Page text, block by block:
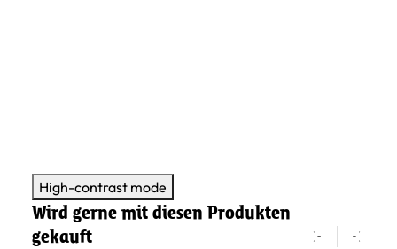
High-contrast mode
Wird gerne mit diesen Produkten
gekauft